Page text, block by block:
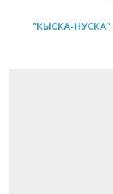
"КЫСКА-НУСКА"